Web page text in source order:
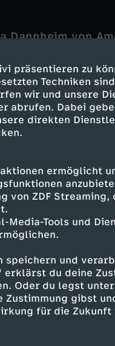
präsentieren zu
Techniken
wir und unsere
abrufen. Dabei
direkten
ermöglicht
ZDF Streaming,
Media-Tools und
speichern und
du deine
Oder du legst unter
gibst
für die Zukunft
Dannheim von
Rico Sander. Die
gegen
ohne
zu gelangen,
begibt sich